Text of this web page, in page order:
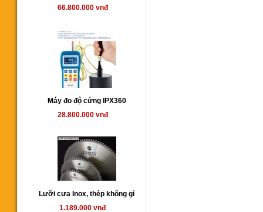
66.800.000 vnđ
Máy đo độ cứng IPX360
28.800.000 vnđ
Lưỡi cưa Inox, thép không gỉ
1.189.000 vnđ